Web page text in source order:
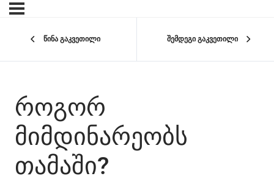
წინა გაკვეთილი შემდეგი გაკვეთილი
ᲠᲝᲒᲝᲠ
ᲛᲘᲛᲓᲘᲜᲐᲠᲔᲝᲑᲡ
ᲗᲐᲛᲐᲨᲘ?